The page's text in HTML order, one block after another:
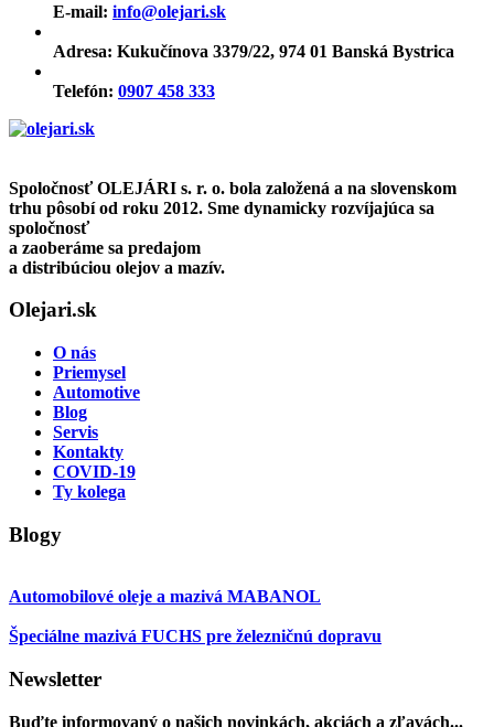
E-mail: info@olejari.sk
Adresa: Kukučínova 3379/22, 974 01 Banská Bystrica
Telefón: 0907 458 333
Spoločnosť OLEJÁRI s. r. o. bola založená a na slovenskom
trhu pôsobí od roku 2012. Sme dynamicky rozvíjajúca sa
spoločnosť
a zaoberáme sa predajom
a distribúciou olejov a mazív.
Olejari.sk
O nás
Priemysel
Automotive
Blog
Servis
Kontakty
COVID-19
Ty kolega
Blogy
Automobilové oleje a mazivá MABANOL
Špeciálne mazivá FUCHS pre železničnú dopravu
Newsletter
Buďte informovaný o našich novinkách, akciách a zľavách...